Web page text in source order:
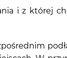
i z której